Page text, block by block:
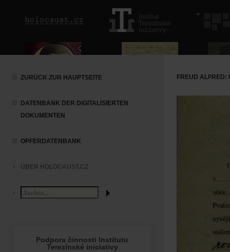
ZURÜCK ZUR HAUPTSEITE
DATENBANK DER DIGITALISIERTEN
DOKUMENTEN
OPFERDATENBANK
ÜBER HOLOCAUST.CZ
FREUD ALFRED: